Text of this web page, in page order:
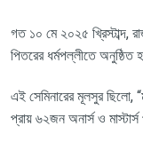
গত ১০ মে ২০২৫ খ্রিস্টাব্দ,
পিতরের ধর্মপল্লীতে অনুষ্ঠিত
এই সেমিনারের মূলসুর ছিলো, “
প্রায় ৬২জন অনার্স ও মাস্টার্স